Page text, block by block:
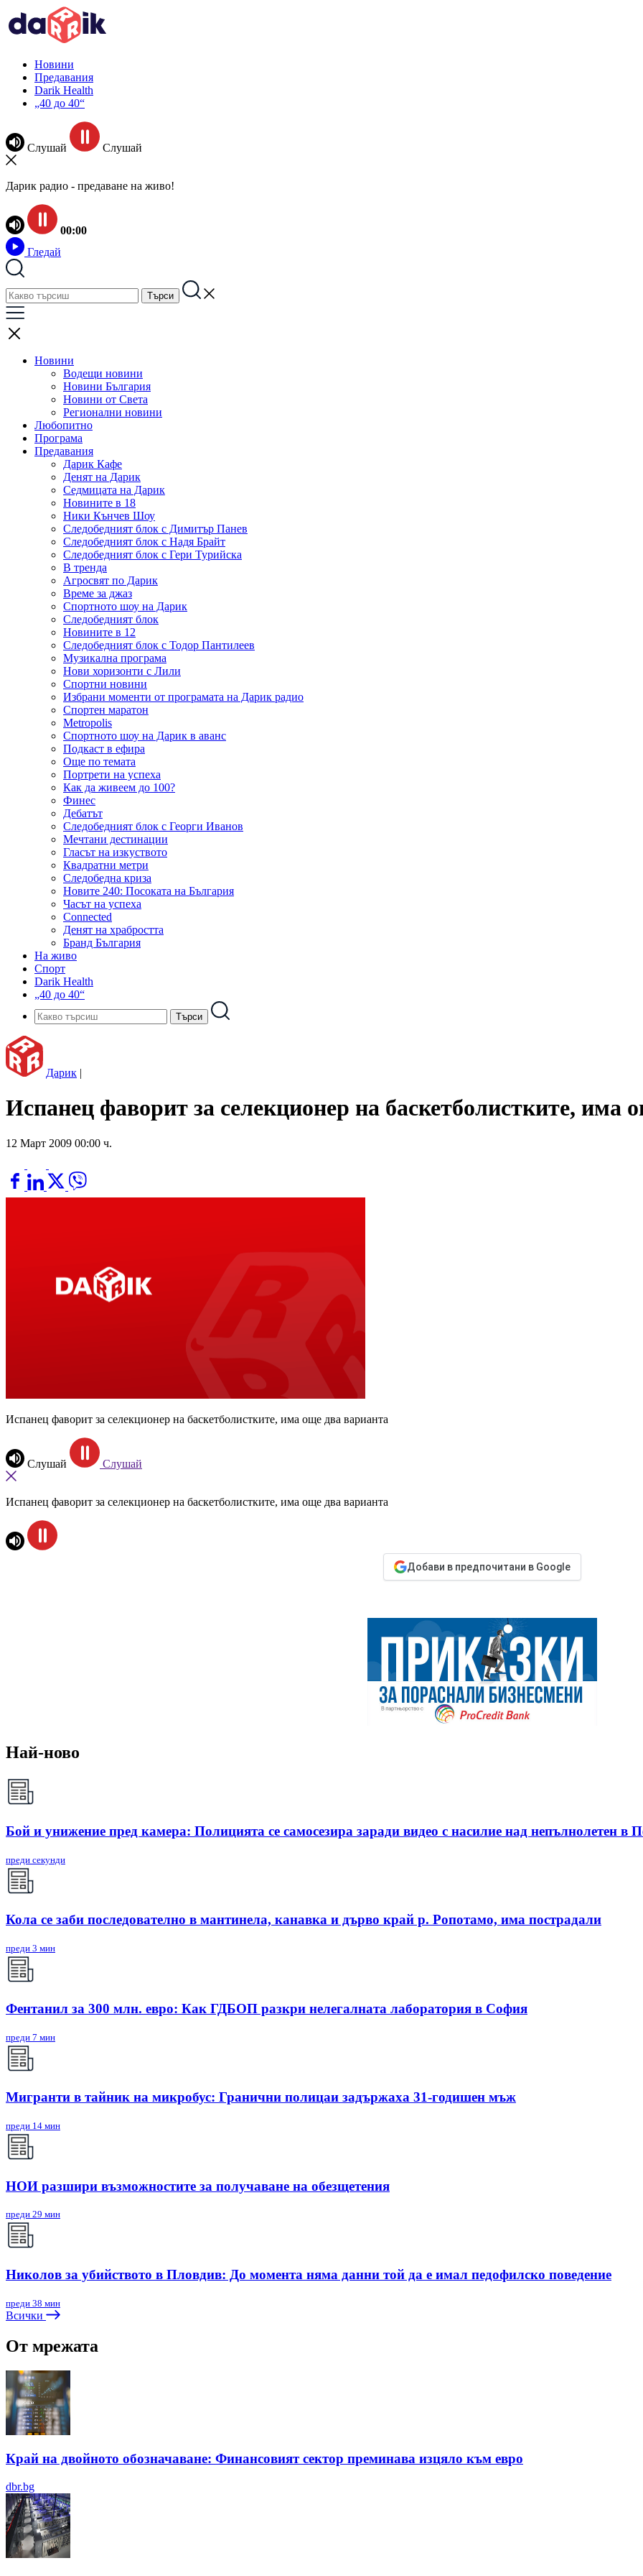
Новини
Предавания
Darik Health
„40 до 40“
Слушай Слушай
Дарик радио - предаване на живо!
00:00
Гледай
Новини
Водещи новини
Новини България
Новини от Света
Регионални новини
Любопитно
Програма
Предавания
Дарик Кафе
Денят на Дарик
Седмицата на Дарик
Новините в 18
Ники Кънчев Шоу
Следобедният блок с Димитър Панев
Следобедният блок с Надя Брайт
Следобедният блок с Гери Турийска
В тренда
Агросвят по Дарик
Време за джаз
Спортното шоу на Дарик
Следобедният блок
Новините в 12
Следобедният блок с Тодор Пантилеев
Музикална програма
Нови хоризонти с Лили
Спортни новини
Избрани моменти от програмата на Дарик радио
Спортен маратон
Metropolis
Спортното шоу на Дарик в аванс
Подкаст в ефира
Още по темата
Портрети на успеха
Как да живеем до 100?
Финес
Дебатът
Следобедният блок с Георги Иванов
Мечтани дестинации
Гласът на изкуството
Квадратни метри
Следобедна криза
Новите 240: Посоката на България
Часът на успеха
Connected
Денят на храбростта
Бранд България
На живо
Спорт
Darik Health
„40 до 40“
Дарик |
Испанец фаворит за селекционер на баскетболистките, има
12 Март 2009 00:00 ч.
Испанец фаворит за селекционер на баскетболистките, има още два варианта
Слушай Слушай
Испанец фаворит за селекционер на баскетболистките, има още два варианта
Добави в предпочитани в Google
Най-ново
Бой и унижение пред камера: Полицията се самосезира заради видео с насилие над непълнолетен в
преди секунди
Кола се заби последователно в мантинела, канавка и дърво край р. Ропотамо, има пострадали
преди 3 мин
Фентанил за 300 млн. евро: Как ГДБОП разкри нелегалната лаборатория в София
преди 7 мин
Мигранти в тайник на микробус: Гранични полицаи задържаха 31-годишен мъж
преди 14 мин
НОИ разшири възможностите за получаване на обезщетения
преди 29 мин
Николов за убийството в Пловдив: До момента няма данни той да е имал педофилско поведение
преди 38 мин
Всички
От мрежата
Край на двойното обозначаване: Финансовият сектор преминава изцяло към евро
dbr.bg